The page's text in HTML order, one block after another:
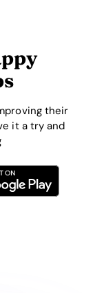
their
it a try and